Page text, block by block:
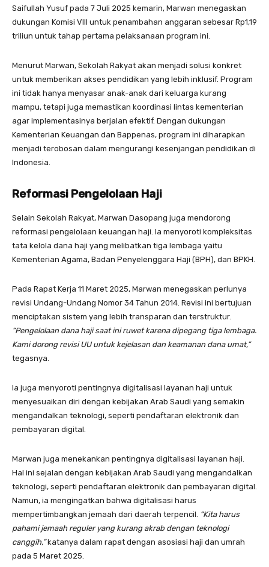
Saifullah Yusuf pada 7 Juli 2025 kemarin, Marwan menegaskan
dukungan Komisi VIII untuk penambahan anggaran sebesar Rp1,19
triliun untuk tahap pertama pelaksanaan program ini.
Menurut Marwan, Sekolah Rakyat akan menjadi solusi konkret
untuk memberikan akses pendidikan yang lebih inklusif. Program
ini tidak hanya menyasar anak-anak dari keluarga kurang
mampu, tetapi juga memastikan koordinasi lintas kementerian
agar implementasinya berjalan efektif. Dengan dukungan
Kementerian Keuangan dan Bappenas, program ini diharapkan
menjadi terobosan dalam mengurangi kesenjangan pendidikan di
Indonesia.
Reformasi Pengelolaan Haji
Selain Sekolah Rakyat, Marwan Dasopang juga mendorong
reformasi pengelolaan keuangan haji. Ia menyoroti kompleksitas
tata kelola dana haji yang melibatkan tiga lembaga yaitu
Kementerian Agama, Badan Penyelenggara Haji (BPH), dan BPKH.
Pada Rapat Kerja 11 Maret 2025, Marwan menegaskan perlunya
revisi Undang-Undang Nomor 34 Tahun 2014. Revisi ini bertujuan
menciptakan sistem yang lebih transparan dan terstruktur.
“Pengelolaan dana haji saat ini ruwet karena dipegang tiga lembaga.
Kami dorong revisi UU untuk kejelasan dan keamanan dana umat,”
tegasnya.
Ia juga menyoroti pentingnya digitalisasi layanan haji untuk
menyesuaikan diri dengan kebijakan Arab Saudi yang semakin
mengandalkan teknologi, seperti pendaftaran elektronik dan
pembayaran digital.
Marwan juga menekankan pentingnya digitalisasi layanan haji.
Hal ini sejalan dengan kebijakan Arab Saudi yang mengandalkan
teknologi, seperti pendaftaran elektronik dan pembayaran digital.
Namun, ia mengingatkan bahwa digitalisasi harus
mempertimbangkan jemaah dari daerah terpencil. “Kita harus
pahami jemaah reguler yang kurang akrab dengan teknologi
canggih,”katanya dalam rapat dengan asosiasi haji dan umrah
pada 5 Maret 2025.